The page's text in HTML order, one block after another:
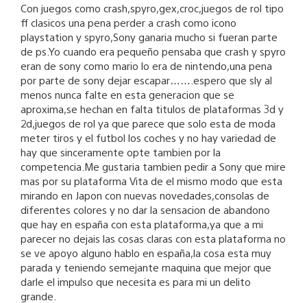
Con juegos como crash,spyro,gex,croc,juegos de rol tipo
ff clasicos una pena perder a crash como icono
playstation y spyro,Sony ganaria mucho si fueran parte
de ps.Yo cuando era pequeño pensaba que crash y spyro
eran de sony como mario lo era de nintendo,una pena
por parte de sony dejar escapar…….espero que sly al
menos nunca falte en esta generacion que se
aproxima,se hechan en falta titulos de plataformas 3d y
2d,juegos de rol ya que parece que solo esta de moda
meter tiros y el futbol los coches y no hay variedad de
hay que sinceramente opte tambien por la
competencia.Me gustaria tambien pedir a Sony que mire
mas por su plataforma Vita de el mismo modo que esta
mirando en Japon con nuevas novedades,consolas de
diferentes colores y no dar la sensacion de abandono
que hay en españa con esta plataforma,ya que a mi
parecer no dejais las cosas claras con esta plataforma no
se ve apoyo alguno hablo en españa,la cosa esta muy
parada y teniendo semejante maquina que mejor que
darle el impulso que necesita es para mi un delito
grande.